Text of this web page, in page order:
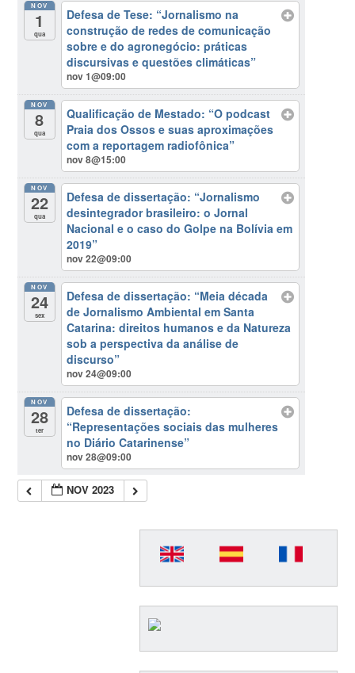
NOV
1
qua
Defesa de Tese: “Jornalismo na
construção de redes de comunicação
sobre e do agronegócio: práticas
discursivas e questões climáticas”
nov 1@09:00
NOV
8
qua
Qualificação de Mestado: “O podcast
Praia dos Ossos e suas aproximações
com a reportagem radiofônica”
nov 8@15:00
NOV
22
qua
Defesa de dissertação: “Jornalismo
desintegrador brasileiro: o Jornal
Nacional e o caso do Golpe na Bolívia em
2019”
nov 22@09:00
NOV
24
sex
Defesa de dissertação: “Meia década
de Jornalismo Ambiental em Santa
Catarina: direitos humanos e da Natureza
sob a perspectiva da análise de
discurso”
nov 24@09:00
NOV
28
ter
Defesa de dissertação:
“Representações sociais das mulheres
no Diário Catarinense”
nov 28@09:00
NOV 2023